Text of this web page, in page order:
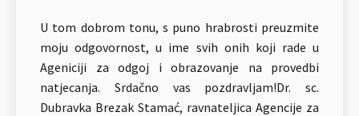
U tom dobrom tonu, s puno hrabrosti preuzmite
moju odgovornost, u ime svih onih koji rade u
Ageniciji za odgoj i obrazovanje na provedbi
natjecanja. Srdačno vas pozdravljam!Dr. sc.
Dubravka Brezak Stamać, ravnateljica Agencije za